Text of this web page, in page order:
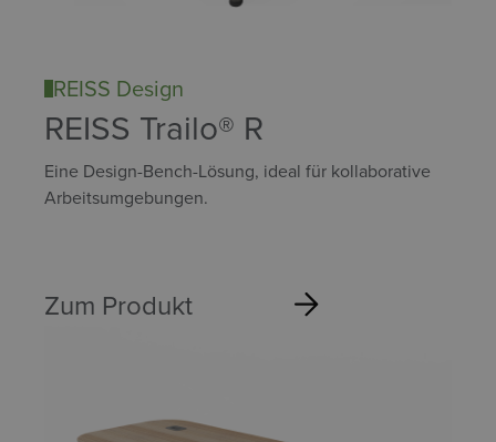
REISS Design
REISS Trailo® R
Eine Design-Bench-Lösung, ideal für kollaborative
Arbeitsumgebungen.
Zum Produkt